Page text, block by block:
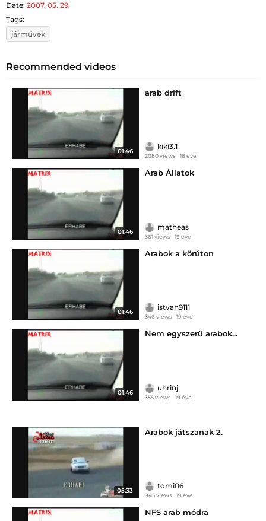
Date: 2007. 05. 29.
Tags:
járművek
Recommended videos
01:46
arab drift
kiki3.1
2080 views 18 éve
01:46
Arab Állatok
matheas
361 views 19 éve
01:46
Arabok a körúton
istvan9111
346 views 19 éve
01:46
Nem egyszerű arabok...
uhrinj
355 views 19 éve
05:33
Arabok játszanak 2.
tomi06
945 views 19 éve
NFS arab módra